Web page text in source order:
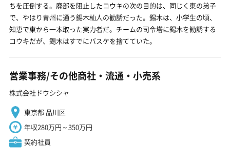
ちを圧倒する。廃部を阻止したコウキの次の目的は、同じく東の弟子
で、やはり青州に通う錫木杣人の勧誘だった。錫木は、小学生の頃、
知恵で東から一本取った実力者だ。チームの司令塔に錫木を勧誘する
コウキだが、錫木はすでにバスケを捨てていた。
営業事務/その他商社・流通・小売系
株式会社ドウシシャ
東京都 品川区
年収280万円～350万円
契約社員